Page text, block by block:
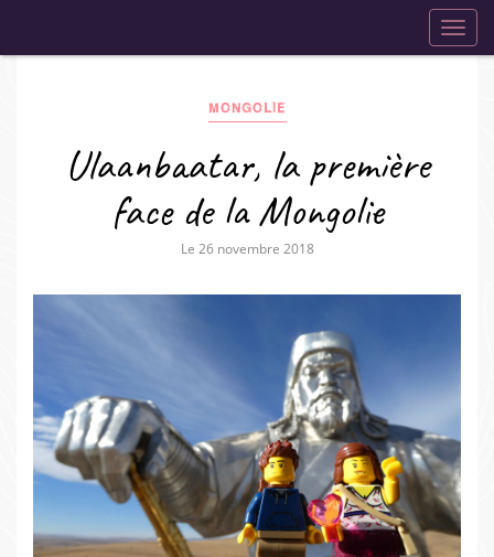
MONGOLIE
Ulaanbaatar, la première
face de la Mongolie
Le 26 novembre 2018